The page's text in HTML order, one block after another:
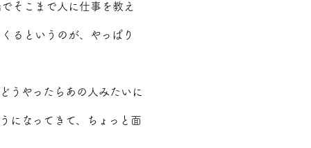
そこまで人に仕事を教え
るというのが、やっぱり
うやったらあの人みたいに
になってきて、ちょっと面